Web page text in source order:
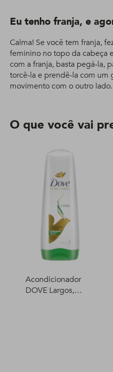
Eu tenho franja, e
Calma! Se você tem franja,
feminino no topo da cabeça
com a franja, basta pegá-la,
torcê-la e prendê-la com um
movimento com o outro lado.
O que você vai
Acondicionador
DOVE Largos,